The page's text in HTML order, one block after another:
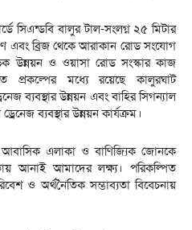
সিএন্ডবি বালুর টাল-সংলগ্ন ২৫ মিটার
এবং ব্রিজ থেকে আরাকান রোড সংযোগ
উন্নয়ন ও ওয়াসা রোড সংস্কার কাজ
প্রকল্পের মধ্যে রয়েছে কালুরঘাট
ব্যবস্থার উন্নয়ন এবং বাহির সিগন্যাল
ব্যবস্থার উন্নয়ন কার্যক্রম।
আবাসিক এলাকা ও বাণিজ্যিক জোনকে
আনাই আমাদের লক্ষ্য। পরিকল্পিত
ও অর্থনৈতিক সম্ভাব্যতা বিবেচনায়